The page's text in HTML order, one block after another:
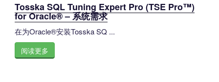
Tosska SQL Tuning Expert Pro (TSE Pro™)
for Oracle® – 系统需求
在为Oracle®安装Tosska SQ ...
阅读更多